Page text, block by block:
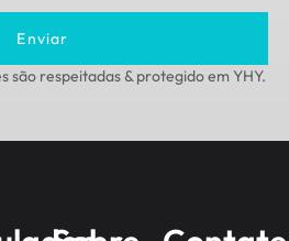
Enviar
são respeitadas & protegido em YHY.